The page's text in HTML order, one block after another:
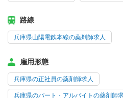
路線
兵庫県山陽電鉄本線の薬剤師求人
雇用形態
兵庫県の正社員の薬剤師求人
兵庫県のパート・アルバイトの薬剤師